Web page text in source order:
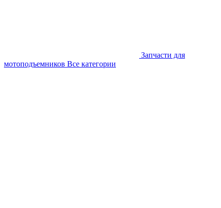
Запчасти для
мотоподъемников Все категории